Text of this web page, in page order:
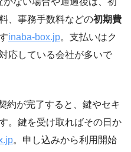
、事務手数料などの初期費
inaba-box.jp。支払いはク
応している会社が多いで
約が完了すると、鍵やセキ
。鍵を受け取ればその日か
。申し込みから利用開始